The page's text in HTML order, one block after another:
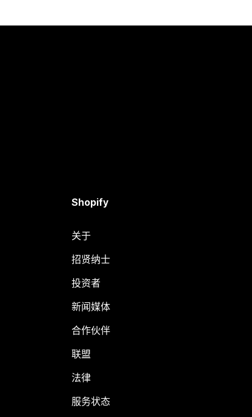
Shopify
关于
招贤纳士
投资者
新闻媒体
合作伙伴
联盟
法律
服务状态